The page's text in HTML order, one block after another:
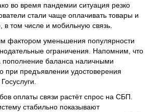
во время пандемии ситуация резко
стали чаще оплачивать товары и
в том числе и мобильную связь.
фактором уменьшения популярности
ограничения. Напомним, что
пополнение баланса наличными
при предъявлении удостоверения
оплаты связи растёт спрос на СБП.
стабильно показывают